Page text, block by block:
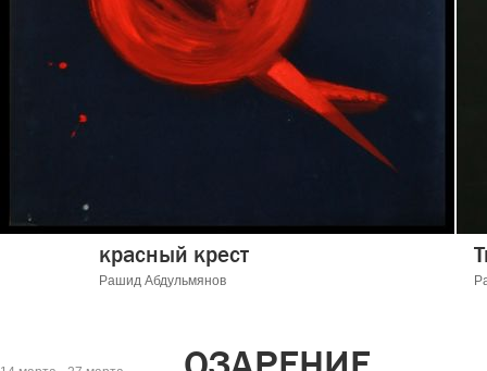
красный крест
Рашид Абдульмянов